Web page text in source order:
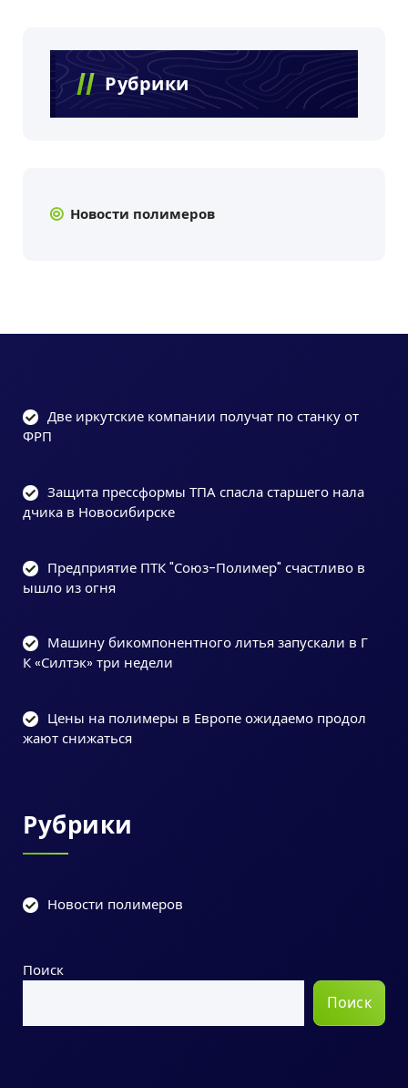
Рубрики
Новости полимеров
Две иркутские компании получат по станку от
ФРП
Защита прессформы ТПА спасла старшего нала
дчика в Новосибирске
Предприятие ПТК "Союз-Полимер" счастливо в
ышло из огня
Машину бикомпонентного литья запускали в Г
К «Силтэк» три недели
Цены на полимеры в Европе ожидаемо продол
жают снижаться
Рубрики
Новости полимеров
Поиск
Поиск